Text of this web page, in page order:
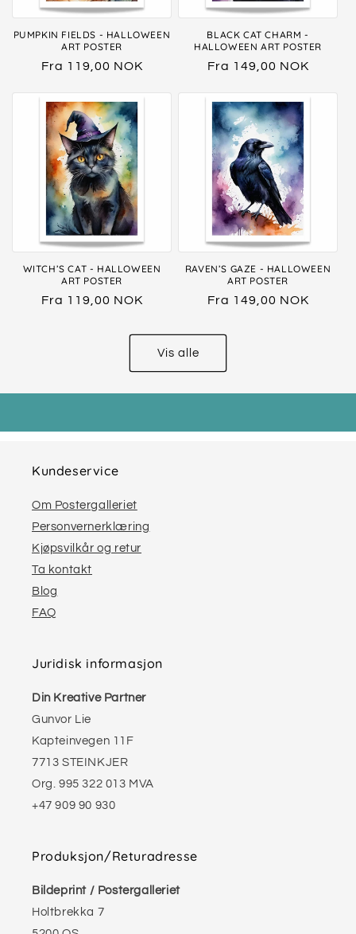
PUMPKIN FIELDS - HALLOWEEN
ART POSTER
Vanlig
Fra 119,00 NOK
BLACK CAT CHARM -
HALLOWEEN ART POSTER
Vanlig
Fra 149,00 NOK
WITCH’S CAT - HALLOWEEN
ART POSTER
Vanlig
Fra 119,00 NOK
RAVEN’S GAZE - HALLOWEEN
ART POSTER
Vanlig
Fra 149,00 NOK
Vis alle
Kundeservice
Om Postergalleriet
Personvernerklæring
Kjøpsvilkår og retur
Ta kontakt
Blog
FAQ
Juridisk informasjon
Din Kreative Partner
Gunvor Lie
Kapteinvegen 11F
7713 STEINKJER
Org. 995 322 013 MVA
+47 909 90 930
Produksjon/Returadresse
Bildeprint / Postergalleriet
Holtbrekka 7